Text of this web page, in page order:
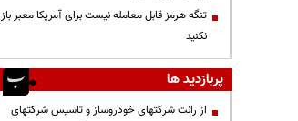
تنگه هرمز قابل معامله نیست برای آمریکا معبر باز
نکنید
پربازدید ها
از رانت‌ شرکتهای خودروساز و تاسیس شرکتهای